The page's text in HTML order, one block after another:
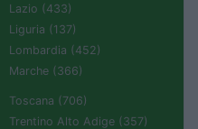
Lazio (433)
Liguria (137)
Lombardia (452)
Marche (366)
Toscana (706)
Trentino Alto Adige (357)